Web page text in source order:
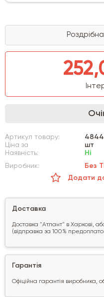
Артикул товару:
Ціна за
шт
Наявність:
Ні
Виробник:
Без
Додати
Доставка
Доставка "Атлант" в Харкові,
(відправка за 100%
Гарантія
Офіційна гарантія виробника,